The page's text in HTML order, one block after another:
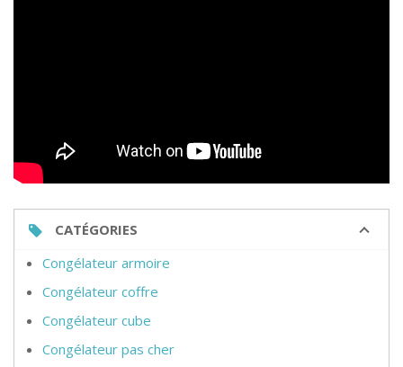
CATÉGORIES
Congélateur armoire
Congélateur coffre
Congélateur cube
Congélateur pas cher